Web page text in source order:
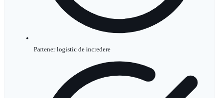
Partener logistic de incredere